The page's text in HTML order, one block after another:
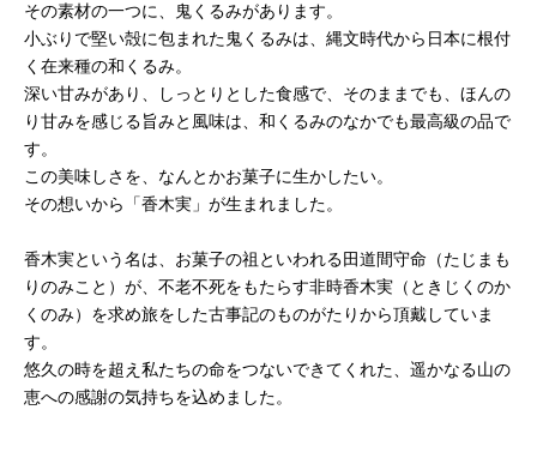
その素材の一つに、鬼くるみがあります。
小ぶりで堅い殻に包まれた鬼くるみは、縄文時代から日本に根付
く在来種の和くるみ。
深い甘みがあり、しっとりとした食感で、そのままでも、ほんの
り甘みを感じる旨みと風味は、和くるみのなかでも最高級の品で
す。
この美味しさを、なんとかお菓子に生かしたい。
その想いから「香木実」が生まれました。
香木実という名は、お菓子の祖といわれる田道間守命（たじまも
りのみこと）が、不老不死をもたらす非時香木実（ときじくのか
くのみ）を求め旅をした古事記のものがたりから頂戴していま
す。
悠久の時を超え私たちの命をつないできてくれた、遥かなる山の
恵への感謝の気持ちを込めました。